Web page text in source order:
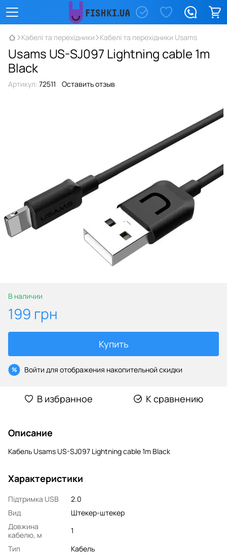
Кабелі та перехідники Кабелі та перехідники Usams
Usams US-SJ097 Lightning cable 1m
Black
Артикул: 72511 Оставить отзыв
В наличии
199 грн
Купить
% Войти для отображения накопительной скидки
В избранное К сравнению
Описание
Кабель Usams US-SJ097 Lightning cable 1m Black
Характеристики
Підтримка USB
2.0
Вид
Штекер-штекер
Довжина
кабелю, м
1
Тип
Кабель